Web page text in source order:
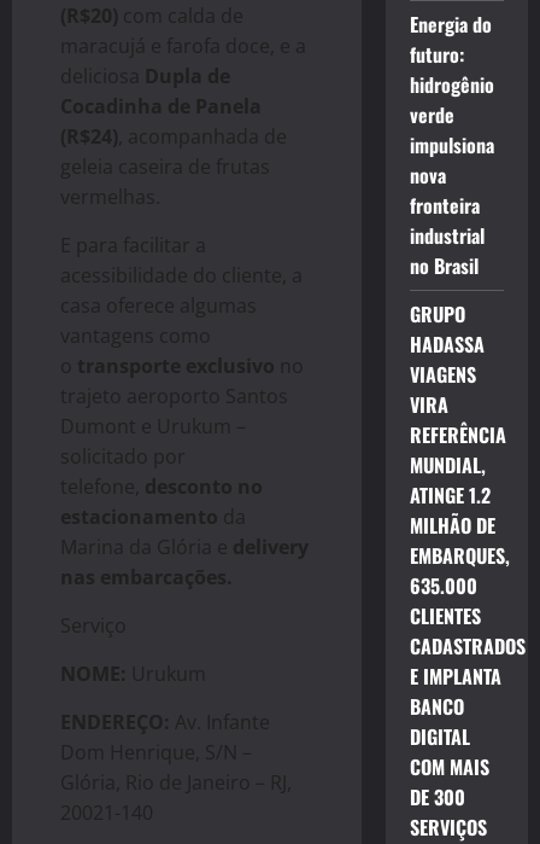
(R$20) com calda de
maracujá e farofa doce, e a
deliciosa Dupla de
Cocadinha de Panela
(R$24) , acompanhada de
geleia caseira de frutas
vermelhas.
E para facilitar a
acessibilidade do cliente, a
casa oferece algumas
vantagens como
o transporte exclusivo no
trajeto aeroporto Santos
Dumont e Urukum –
solicitado por
telefone, desconto no
estacionamento da
Marina da Glória e delivery
nas embarcações.
Serviço
NOME: Urukum
ENDEREÇO: Av. Infante
Dom Henrique, S/N –
Glória, Rio de Janeiro – RJ,
20021-140
Energia do
futuro:
hidrogênio
verde
impulsiona
nova
fronteira
industrial
no Brasil
GRUPO
HADASSA
VIAGENS
VIRA
REFERÊNCIA
MUNDIAL,
ATINGE 1.2
MILHÃO DE
EMBARQUES,
635.000
CLIENTES
CADASTRADOS
E IMPLANTA
BANCO
DIGITAL
COM MAIS
DE 300
SERVIÇOS